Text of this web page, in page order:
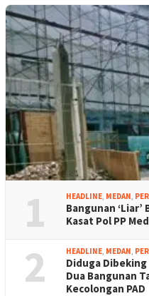
1 HEADLINE, MEDAN,
Bangunan
Kasat Pol PP
2 HEADLINE, MEDAN,
Diduga Dibeking
Dua Bangunan
Kecolongan PAD